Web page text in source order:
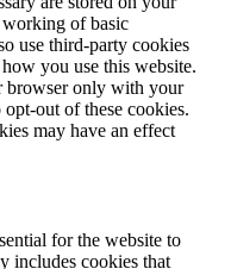
working of basic
use third-party cookies
you use this website.
browser only with your
out of these cookies.
may have an effect
for the website to
includes cookies that